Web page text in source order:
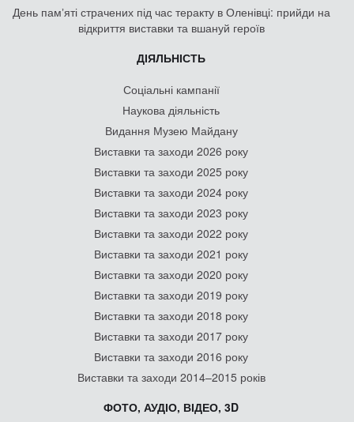
День памʼяті страчених під час теракту в Оленівці: прийди на
відкриття виставки та вшануй героїв
ДІЯЛЬНІСТЬ
Соціальні кампанії
Наукова діяльність
Видання Музею Майдану
Виставки та заходи 2026 року
Виставки та заходи 2025 року
Виставки та заходи 2024 року
Виставки та заходи 2023 року
Виставки та заходи 2022 року
Виставки та заходи 2021 року
Виставки та заходи 2020 року
Виставки та заходи 2019 року
Виставки та заходи 2018 року
Виставки та заходи 2017 року
Виставки та заходи 2016 року
Виставки та заходи 2014–2015 років
ФОТО, АУДІО, ВІДЕО, 3D